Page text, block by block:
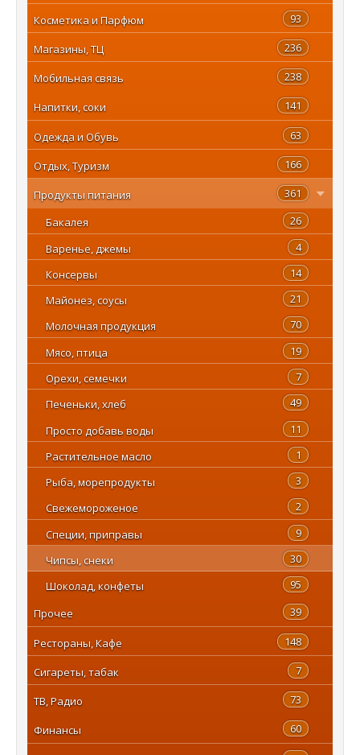
93
Косметика и Парфюм
236
Магазины, ТЦ
238
Мобильная связь
141
Напитки, соки
63
Одежда и Обувь
166
Отдых, Туризм
361
Продукты питания
26
Бакалея
4
Варенье, джемы
14
Консервы
21
Майонез, соусы
70
Молочная продукция
19
Мясо, птица
7
Орехи, семечки
49
Печеньки, хлеб
11
Просто добавь воды
1
Растительное масло
3
Рыба, морепродукты
2
Свежемороженое
9
Специи, приправы
30
Чипсы, снеки
95
Шоколад, конфеты
39
Прочее
148
Рестораны, Кафе
7
Сигареты, табак
73
ТВ, Радио
60
Финансы